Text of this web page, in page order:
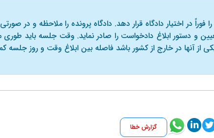
فوراً در اختیار دادگاه قرار دهد. دادگاه پرونده را ملاحظه و در
و دستور ابلاغ دادخواست را صادر نماید. وقت جلسه باید
از آنها در خارج از کشور باشد فاصله بین ابلاغ وقت و روز جلسه
گزارش خطا